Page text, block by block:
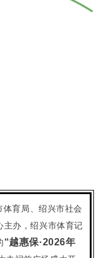
育局、绍兴市社会
主办，绍兴市体育记
“越惠保·2026年